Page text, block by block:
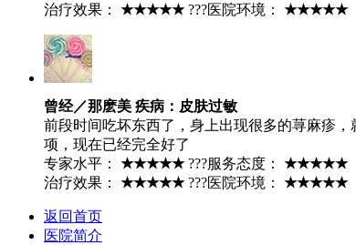
治疗效果： ★★★★★???医院环境： ★★★★★
曾经／那麽美 疾病：皮肤过敏
前段时间吃坏东西了，身上出现很多的荨麻疹
项，现在已经完全好了
专家水平： ★★★★★???服务态度： ★★★★★
治疗效果： ★★★★★???医院环境： ★★★★★
返回首页
医院简介